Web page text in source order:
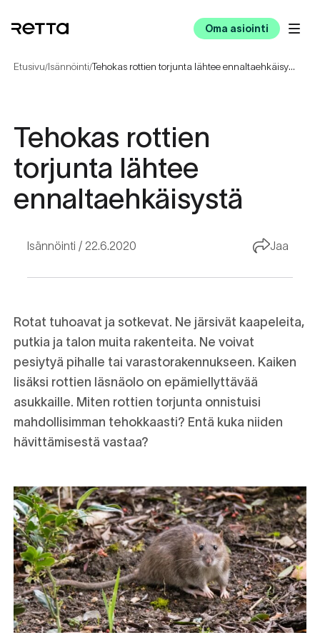
Oma asiointi
Etusivu/Isännöinti/ Tehokas rottien torjunta lähtee ennaltaehkäisystä
Tehokas rottien
torjunta lähtee
ennaltaehkäisystä
Isännöinti 22.6.2020 Jaa
Rotat tuhoavat ja sotkevat. Ne järsivät kaapeleita,
putkia ja talon muita rakenteita. Ne voivat
pesiytyä pihalle tai varastorakennukseen. Kaiken
lisäksi rottien läsnäolo on epämiellyttävää
asukkaille. Miten rottien torjunta onnistuisi
mahdollisimman tehokkaasti? Entä kuka niiden
hävittämisestä vastaa?